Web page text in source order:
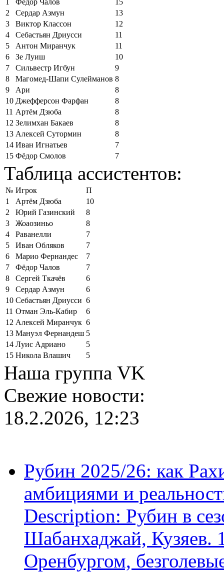
Фёдор Чалов
15
2
Сердар Азмун
13
3
Виктор Классон
12
4
Себастьян Дриусси
11
5
Антон Миранчук
11
6
Зе Луиш
10
7
Сильвестр Игбун
9
8
Магомед-Шапи Сулейманов 8
9
Ари
8
10 Джефферсон Фарфан
8
11 Артём Дзюба
8
12 Зелимхан Бакаев
8
13 Алексей Сутормин
8
14 Иван Игнатьев
7
15 Фёдор Смолов 7
Таблица ассистентов:
№ Игрок
П
1
Артём Дзюба
10
2
Юрий Газинский
8
3
Жоаозиньо
8
4
Раванелли
7
5
Иван Обляков
7
6
Марио Фернандес
7
7
Фёдор Чалов
7
8
Сергей Ткачёв
6
9
Сердар Азмун
6
10 Себастьян Дриусси 6
11 Отман Эль-Кабир
6
12 Алексей Миранчук 6
13 Мануэл Фернандеш 5
14 Луис Адриано
5
15 Никола Влашич 5
Наша группа VK
Свежие новости:
18.2.2026, 12:23
Рубин 2025/26: как
амбициями и
Description: Рубин в
Шабанхаджай, Кузяев.
Оренбургом,